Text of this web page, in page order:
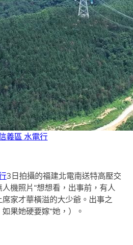
義區 水電行
3日拍攝的福建北電南送特高壓交
機照片“想想看，出事前，有人
家才華橫溢的大少爺。出事之
果她硬要嫁“她，）。